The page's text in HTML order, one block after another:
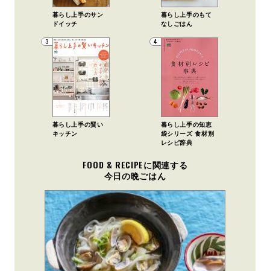
暮らし上手のサン
ドイッチ
暮らし上手のもて
なしごはん
3
暮らし上手の賢い
キッチン
4
暮らし上手の知恵
袋シリーズ 食材別
レシピ辞典
FOOD & RECIPEに関連する
今日の晩ごはん